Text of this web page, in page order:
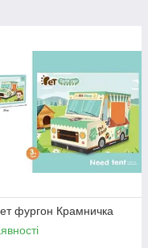
фургон Крамничка